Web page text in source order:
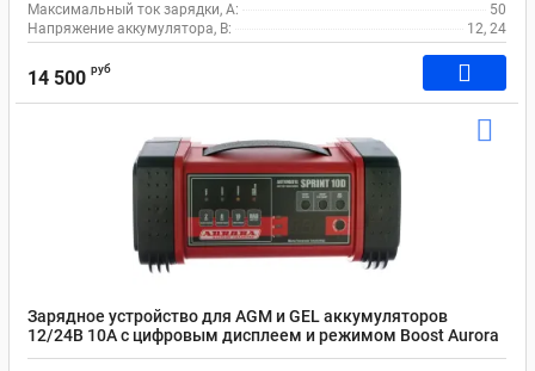
Максимальный ток зарядки, А:
50
Напряжение аккумулятора, В:
12, 24
14 500 руб
Зарядное устройство для AGM и GEL аккумуляторов
12/24В 10А с цифровым дисплеем и режимом Boost Aurora
14707